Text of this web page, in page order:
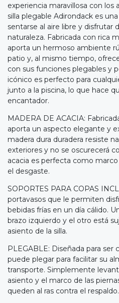
experiencia maravillosa con los
silla plegable Adirondack es
sentarse al aire libre y disfrutar
naturaleza. Fabricada con rica
aporta un hermoso ambiente
patio y, al mismo tiempo,
con sus funciones plegables y
icónico es perfecto para
junto a la piscina, lo que hace
encantador.
MADERA DE ACACIA:
aporta un aspecto elegante y
madera dura duradera resiste
exteriores y no se oscurecerá
acacia es perfecta como
el desgaste.
SOPORTES PARA COPAS
portavasos que le permiten
bebidas frías en un día cálido.
brazo izquierdo y el otro está
asiento de la silla.
PLEGABLE: Diseñada para ser
puede plegar para facilitar su
transporte. Simplemente
asiento y el marco de las
queden al ras contra el respaldo.